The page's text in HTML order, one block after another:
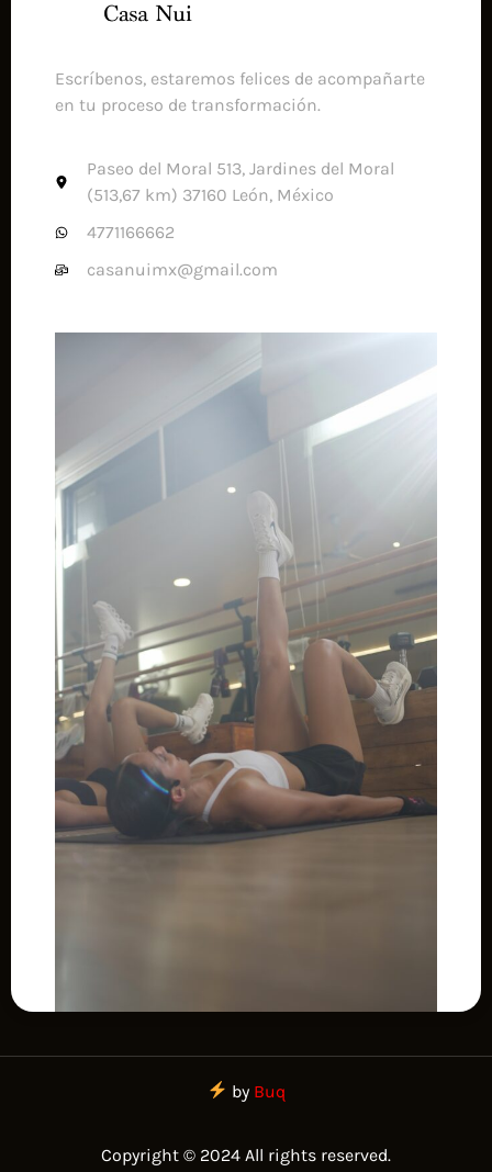
Escríbenos, estaremos felices de acompañarte
en tu proceso de transformación.
Paseo del Moral 513, Jardines del Moral
(513,67 km) 37160 León, México
4771166662
casanuimx@gmail.com
by Buq
Copyright © 2024 All rights reserved.